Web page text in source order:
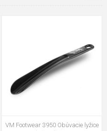
VM Footwear 3102 Šnúrky ploché